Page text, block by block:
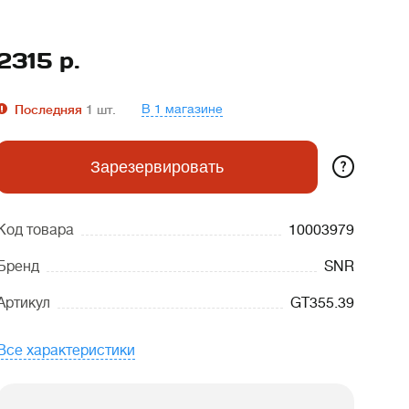
р.
Последняя 1 шт. В 1 магазине
Зарезервировать ?
товара 10003979
SNR
GT355.39
характеристики